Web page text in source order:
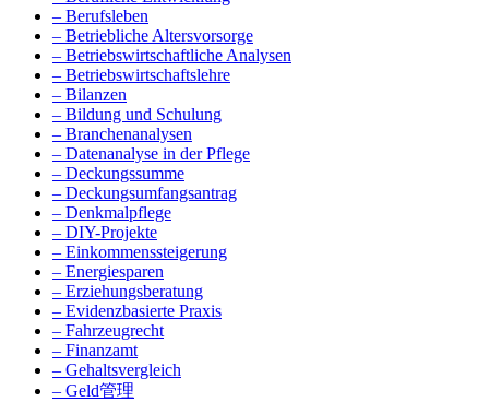
– Berufsleben
– Betriebliche Altersvorsorge
– Betriebswirtschaftliche Analysen
– Betriebswirtschaftslehre
– Bilanzen
– Bildung und Schulung
– Branchenanalysen
– Datenanalyse in der Pflege
– Deckungssumme
– Deckungsumfangsantrag
– Denkmalpflege
– DIY-Projekte
– Einkommenssteigerung
– Energiesparen
– Erziehungsberatung
– Evidenzbasierte Praxis
– Fahrzeugrecht
– Finanzamt
– Gehaltsvergleich
– Geld管理